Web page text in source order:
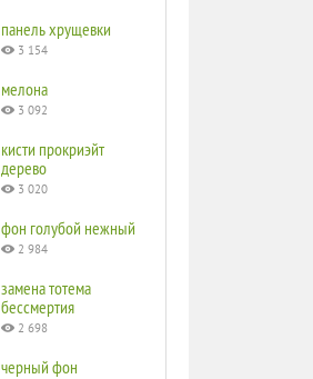
панель хрущевки
3 154
мелона
3 092
кисти прокриэйт
дерево
3 020
фон голубой нежный
2 984
замена тотема
бессмертия
2 698
черный фон